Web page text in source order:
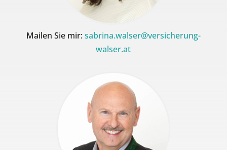
Mailen Sie mir: sabrina.walser@versicherung-
walser.at